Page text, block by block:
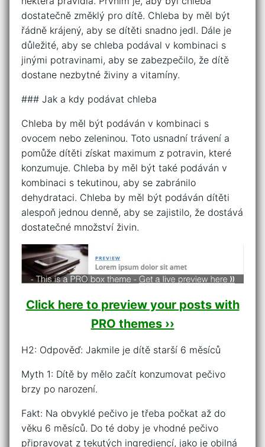
dostatečně změklý pro dítě. Chleba by měl být
řádně krájený, aby se dítěti snadno jedl. Dále je
důležité, aby se chleba podával v kombinaci s
jinými potravinami, aby se zabezpečilo, že dítě
dostane nezbytné živiny a vitamíny.
### Jak a kdy podávat chleba
Chleba by měl být podáván v kombinaci s
ovocem nebo zeleninou. Toto usnadní trávení a
pomůže dítěti získat maximum z potravin, které
konzumuje. Chleba by měl být také podáván v
kombinaci s tekutinou, aby se zabránilo
dehydrataci. Chleba by měl být podáván dítěti
alespoň jednou denně, aby se zajistilo, že dostává
dostatečné množství živin.
Click here to preview your posts with
PRO themes ››
H2: Odpověď: Jakmile je dítě starší 6 měsíců
Myth 1: Dítě by mělo začít konzumovat pečivo
brzy po narození.
Fakt: Na obvyklé pečivo je třeba počkat až do
věku 6 měsíců. Do té doby je vhodné pečivo
připravovat z tekutých ingrediencí, jako je obilná